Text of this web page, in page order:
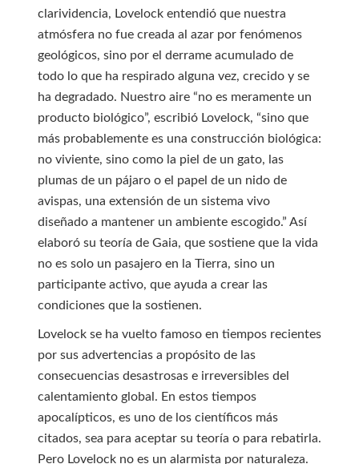
clarividencia, Lovelock entendió que nuestra
atmósfera no fue creada al azar por fenómenos
geológicos, sino por el derrame acumulado de
todo lo que ha respirado alguna vez, crecido y se
ha degradado. Nuestro aire “no es meramente un
producto biológico”, escribió Lovelock, “sino que
más probablemente es una construcción biológica:
no viviente, sino como la piel de un gato, las
plumas de un pájaro o el papel de un nido de
avispas, una extensión de un sistema vivo
diseñado a mantener un ambiente escogido.” Así
elaboró su teoría de Gaia, que sostiene que la vida
no es solo un pasajero en la Tierra, sino un
participante activo, que ayuda a crear las
condiciones que la sostienen.
Lovelock se ha vuelto famoso en tiempos recientes
por sus advertencias a propósito de las
consecuencias desastrosas e irreversibles del
calentamiento global. En estos tiempos
apocalípticos, es uno de los científicos más
citados, sea para aceptar su teoría o para rebatirla.
Pero Lovelock no es un alarmista por naturaleza.